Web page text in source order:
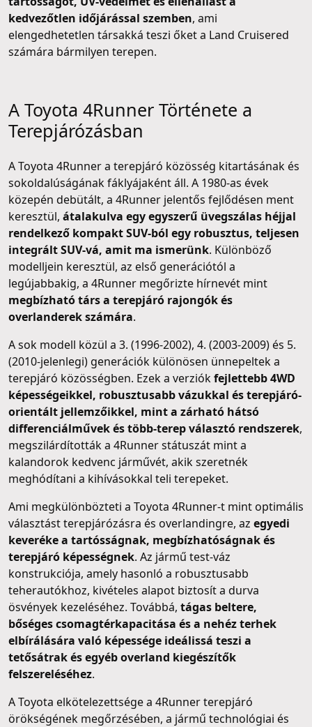
kedvezőtlen időjárással szemben, ami
elengedhetetlen társakká teszi őket a Land Cruisered
számára bármilyen terepen.
A Toyota 4Runner Története a
Terepjárózásban
A Toyota 4Runner a terepjáró közösség kitartásának és
sokoldalúságának fáklyájaként áll. A 1980-as évek
közepén debütált, a 4Runner jelentős fejlődésen ment
keresztül, átalakulva egy egyszerű üvegszálas héjjal
rendelkező kompakt SUV-ból egy robusztus, teljesen
integrált SUV-vá, amit ma ismerünk. Különböző
modelljein keresztül, az első generációtól a
legújabbakig, a 4Runner megőrizte hírnevét mint
megbízható társ a terepjáró rajongók és
overlanderek számára.
A sok modell közül a 3. (1996-2002), 4. (2003-2009) és 5.
(2010-jelenlegi) generációk különösen ünnepeltek a
terepjáró közösségben. Ezek a verziókfejlettebb 4WD
képességeikkel, robusztusabb vázukkal és terepjáró-
orientált jellemzőikkel, mint a zárható hátsó
differenciálművek és több-terep választó rendszerek,
megszilárdították a 4Runner státuszát mint a
kalandorok kedvenc járművét, akik szeretnék
meghódítani a kihívásokkal teli terepeket.
Ami megkülönbözteti a Toyota 4Runner-t mint optimális
választást terepjárózásra és overlandingre, az egyedi
keveréke a tartósságnak, megbízhatóságnak és
terepjáró képességnek. Az jármű test-váz
konstrukciója, amely hasonló a robusztusabb
teherautókhoz, kivételes alapot biztosít a durva
ösvények kezeléséhez. Továbbá, tágas beltere,
bőséges csomagtérkapacitása és a nehéz terhek
elbírálására való képessége ideálissá teszi a
tetősátrak és egyéb overland kiegészítők
felszereléséhez.
A Toyota elkötelezettsége a 4Runner terepjáró
örökségének megőrzésében, a jármű technológiai és